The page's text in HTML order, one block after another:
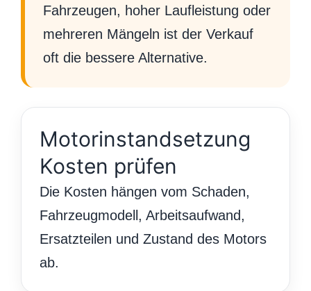
Fahrzeugen, hoher Laufleistung oder
mehreren Mängeln ist der Verkauf
oft die bessere Alternative.
Motorinstandsetzung
Kosten prüfen
Die Kosten hängen vom Schaden,
Fahrzeugmodell, Arbeitsaufwand,
Ersatzteilen und Zustand des Motors
ab.